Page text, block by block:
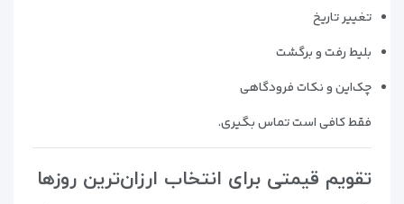
تغییر تاریخ
بلیط رفت و برگشت
چک‌این و نکات فرودگاهی
فقط کافی است تماس بگیری.
تقویم قیمتی برای انتخاب ارزان‌ترین روزها